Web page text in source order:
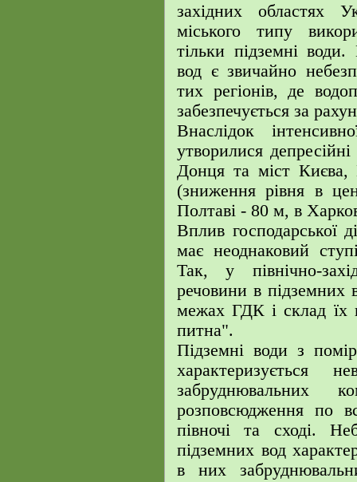
західних областях
міського типу
тільки підземні води.
вод є звичайно
тих регіонів, де
забезпечується за
Внаслідок
утворилися
Донця та міст Києва,
(зниження рівня в
Полтаві - 80 м, в
Вплив господарської
має неоднаковий
Так, у північно-
речовини в підземних
межах ГДК і склад їх
питна".
Підземні води з
характеризується
забруднювальних
розповсюдження по
півночі та сході.
підземних вод
в них